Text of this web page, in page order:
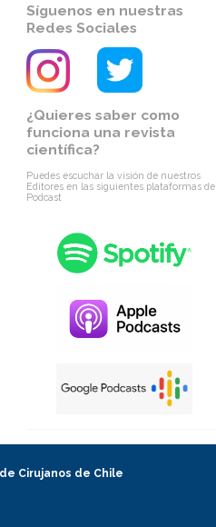
Síguenos en nuestras
Redes Sociales
¿Quieres saber como
funciona una revista
científica?
Puedes escuchar la visión de nuestros
Editores en las siguientes plataformas de
Podcast
Cirujanos de Chile